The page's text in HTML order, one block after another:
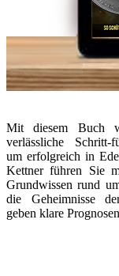
Mit diesem Buch
verlässliche
um erfolgreich in
Kettner führen Sie
Grundwissen rund
die Geheimnisse
geben klare